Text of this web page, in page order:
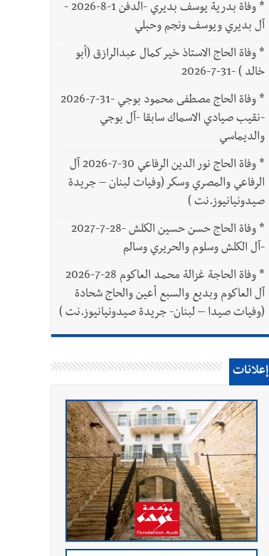
*
وفاة بدرية يوسف بديري -الدفن 1-8-2026 -
آل بديري ويوسف ونجم وحبلي
* وفاة الحاج الاستاذ خير كمال عبدالرازق (أبو
خالد ) -31-7-2026
*
وفاة الحاج مصطفى محمود بوجي -31-7-2026
-نقيب صيادي الاسماك سابقا -آل بوجي
والديماسي
*
وفاة الحاج نور الدين الرفاعي 30-7-2026 آل
الرفاعي والمصري وسكر (وفيات لبنان – جريدة
صيدونيانيوز.نت )
*
وفاة الحاج حسن حسين الكلش -28-7-2027
-آل الكلش وسلوم والحريري وسالم
*
وفاة الحاجة غزالة محمد العاكوم 28-7-2026
آل العاكوم وبديع والسبع أعين والحاج شحادة
(وفيات صيدا – لبنان- جريدة صيدونيانيوز.نت )
إعلانات